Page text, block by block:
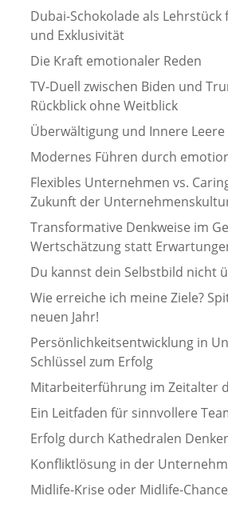
Dubai-Schokolade als
und Exklusivität
Die Kraft emotionaler Reden
TV-Duell zwischen Biden und
Rückblick ohne Weitblick
Überwältigung und Innere Leere
Modernes Führen durch
Flexibles Unternehmen vs.
Zukunft der
Transformative Denkweise im
Wertschätzung statt
Du kannst dein Selbstbild nicht
Wie erreiche ich meine Ziele?
neuen Jahr!
Persönlichkeitsentwicklung in
Schlüssel zum Erfolg
Mitarbeiterführung im Zeitalter
Ein Leitfaden für sinnvollere
Erfolg durch Kathedralen
Konfliktlösung in der
Midlife-Krise oder Midlife-